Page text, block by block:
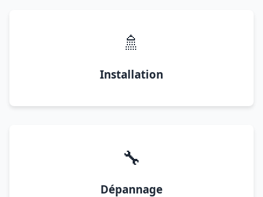
🚿
Installation
🔧
Dépannage